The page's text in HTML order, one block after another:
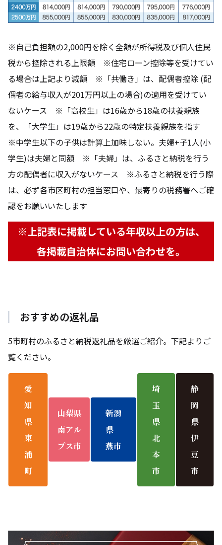
※自己負担額の2,000円を除く全額が所得税及び個人住民
税から控除される上限額 ※住宅ローン控除等を受けてい
る場合は上記より減額 ※「共働き」は、配偶者控除 (配
偶者の給与収入が201万円以上の場合)の適用を受けてい
ないケース ※「高校生」は16歳から18歳の扶養親族
を、「大学生」は19歳から22歳の特定扶養親族を指す
※中学生以下の子供は計算上加味しない。夫婦+子1人(小
学生)は夫婦と同額 ※「夫婦」は、ふるさと納税を行う
方の配偶者に収入がないケース ※ふるさと納税を行う際
は、必ず各市区町村の担当窓口や、最寄りの税務署へご確
認をお願いいたします
※上記表に掲載している年収以上の方は、
各掲載自治体にお問い合わせを。
おすすめの返礼品
5市町村のふるさと納税返礼品を厳選ご紹介。下記よりご
覧ください。
愛
知
県
東
浦
町
山梨県
南アル
プス市
新潟
県
燕市
埼
玉
県
北
本
市
静
岡
県
伊
豆
市